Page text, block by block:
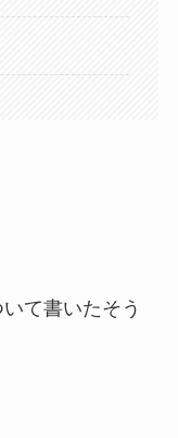
て書いたそう